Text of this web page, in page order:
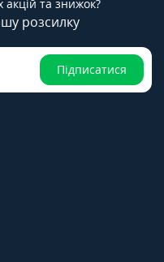
акцій та знижок?
розсилку
Підписатися